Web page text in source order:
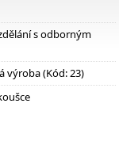
s odborným
výroba (Kód: 23)